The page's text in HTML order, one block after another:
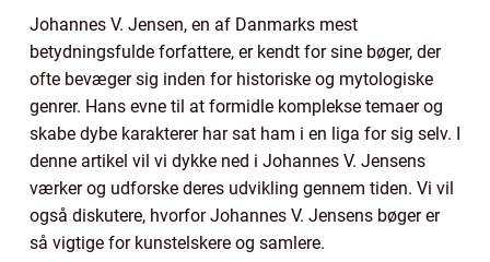
Johannes V. Jensen, en af Danmarks mest
betydningsfulde forfattere, er kendt for sine bøger, der
ofte bevæger sig inden for historiske og mytologiske
genrer. Hans evne til at formidle komplekse temaer og
skabe dybe karakterer har sat ham i en liga for sig selv. I
denne artikel vil vi dykke ned i Johannes V. Jensens
værker og udforske deres udvikling gennem tiden. Vi vil
også diskutere, hvorfor Johannes V. Jensens bøger er
så vigtige for kunstelskere og samlere.